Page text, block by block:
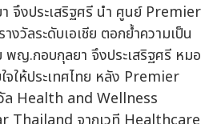
จึงประเสริฐศรี นำ ศูนย์ Premier
วัลระดับเอเชีย ตอกย้ำความเป็น
ญ.กอบกุลยา จึงประเสริฐศรี หมอ
จให้ประเทศไทย หลัง Premier
ล Health and Wellness